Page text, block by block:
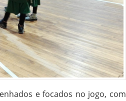
e focados no jogo, com